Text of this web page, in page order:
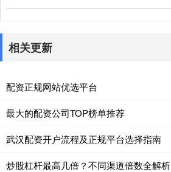
相关更新
配资正规网站优选平台
最大的配资公司TOP榜单推荐
武汉配资开户流程及正规平台选择指南
炒股杠杆最高几倍？不同渠道倍数全解析